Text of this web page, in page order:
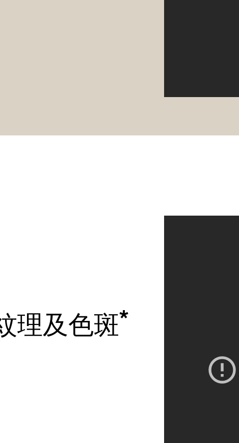
理及色斑*
理及色斑*
理及色斑*
理及色斑*
理及色斑*